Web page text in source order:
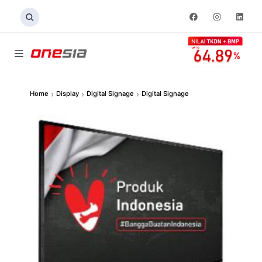
Home › Display › Digital Signage › Digital Signage